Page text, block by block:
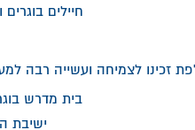
חיילים
זכינו לצמיחה ועשייה רבה
בית מדרש
ישיבת